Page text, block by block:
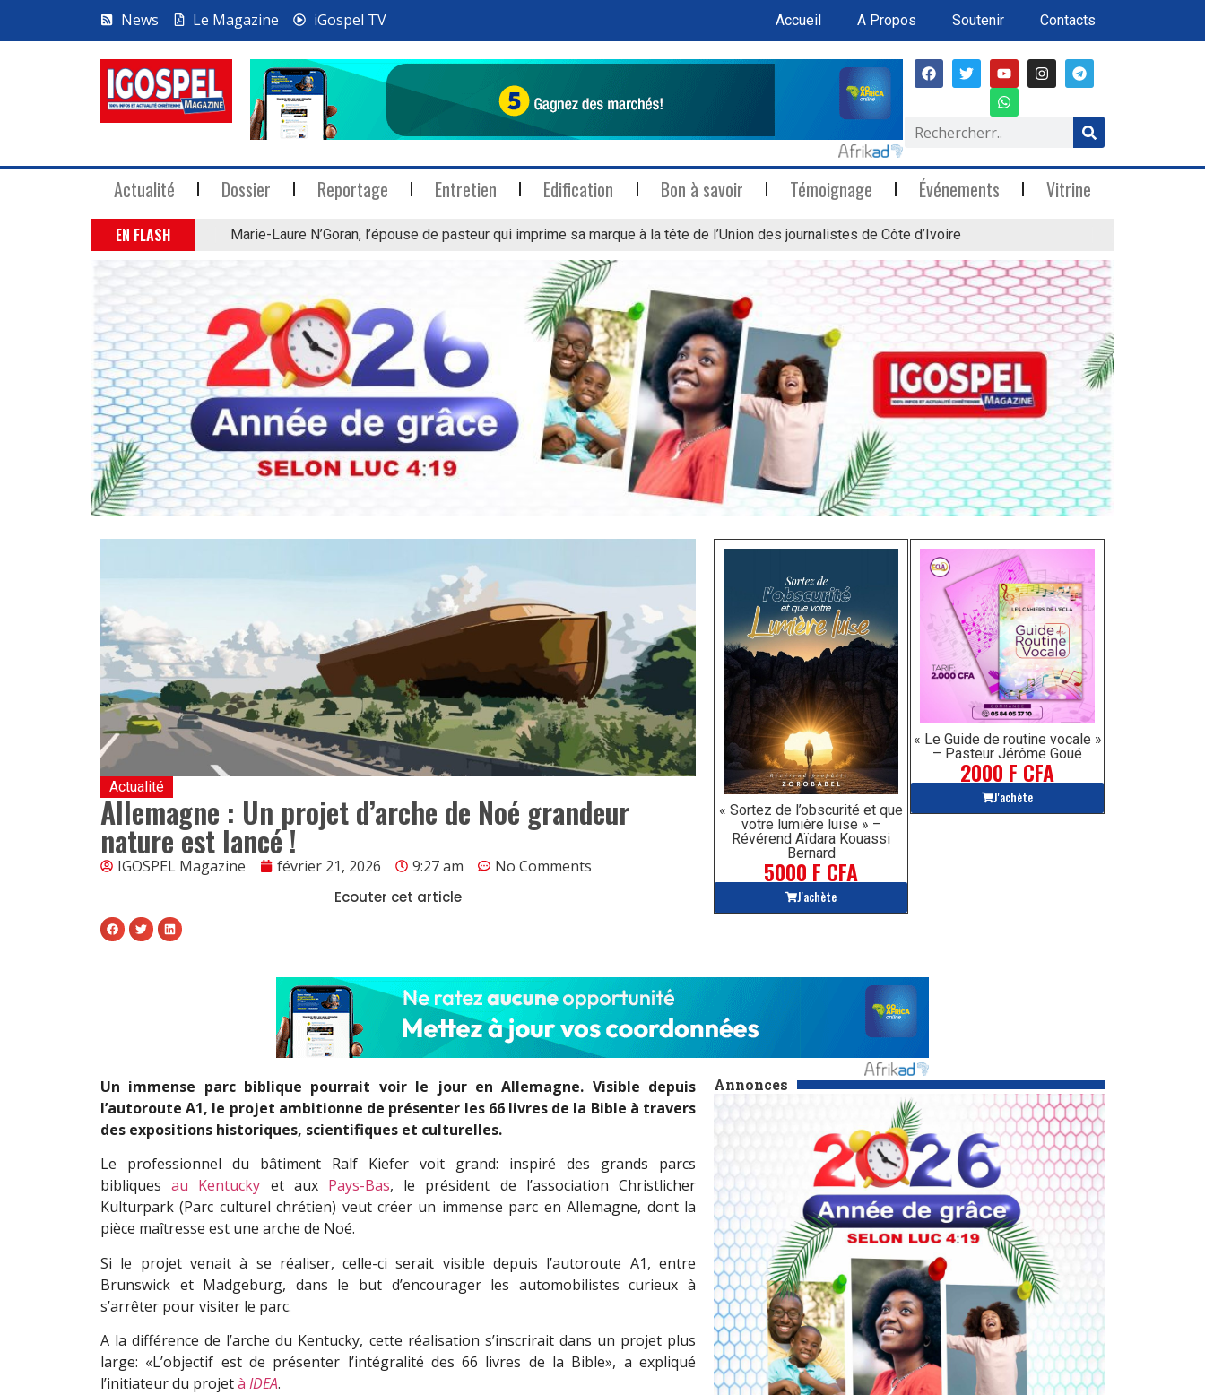
News Le Magazine iGospel TV Accueil A Propos Soutenir Contacts
Actualité Dossier Reportage Entretien Edification Bon à savoir Témoignage Événements Vitrine
EN FLASH Marie-Laure N’Goran, l’épouse de pasteur qui imprime sa marque à la tête de l’Union des journalistes de Côte d’Ivoire
« Sortez de l’obscurité et que
votre lumière luise » –
Révérend Aïdara Kouassi
Bernard
5000 F CFA
J'achète
« Le Guide de routine vocale »
– Pasteur Jérôme Goué
2000 F CFA
J'achète
Actualité
Allemagne : Un projet d’arche de Noé grandeur
nature est lancé !
IGOSPEL Magazine février 21, 2026 9:27 am No Comments
Ecouter cet article
Annonces
Un immense parc biblique pourrait voir le jour en Allemagne. Visible depuis
l’autoroute A1, le projet ambitionne de présenter les 66 livres de la Bible à travers
des expositions historiques, scientifiques et culturelles.
Le professionnel du bâtiment Ralf Kiefer voit grand: inspiré des grands parcs
bibliquesau Kentucky et aux Pays-Bas, le président de l’association Christlicher
Kulturpark (Parc culturel chrétien) veut créer un immense parc en Allemagne, dont la
pièce maîtresse est une arche de Noé.
Si le projet venait à se réaliser, celle-ci serait visible depuis l’autoroute A1, entre
Brunswick et Madgeburg, dans le but d’encourager les automobilistes curieux à
s’arrêter pour visiter le parc.
A la différence de l’arche du Kentucky, cette réalisation s’inscrirait dans un projet plus
large: «L’objectif est de présenter l’intégralité des 66 livres de la Bible», a expliqué
l’initiateur du projetà IDEA.